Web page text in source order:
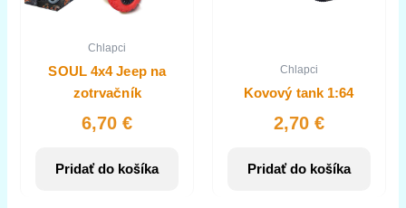
Chlapci
SOUL 4x4 Jeep na
zotrvačník
6,70€
Pridať do košíka
Chlapci
Kovový tank 1:64
2,70 €
Pridať do košíka